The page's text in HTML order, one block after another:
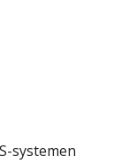
systemen